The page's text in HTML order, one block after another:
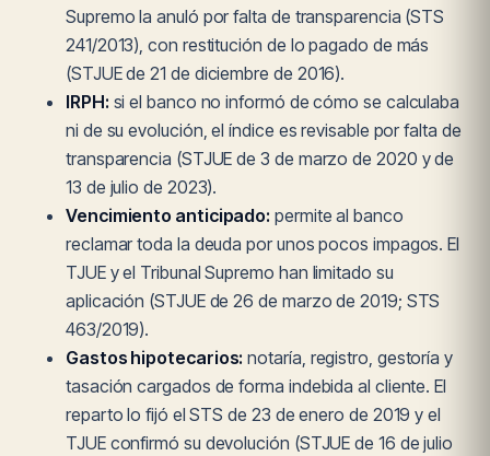
Supremo la anuló por falta de transparencia (STS
241/2013), con restitución de lo pagado de más
(STJUE de 21 de diciembre de 2016).
IRPH: si el banco no informó de cómo se calculaba
ni de su evolución, el índice es revisable por falta de
transparencia (STJUE de 3 de marzo de 2020 y de
13 de julio de 2023).
Vencimiento anticipado: permite al banco
reclamar toda la deuda por unos pocos impagos. El
TJUE y el Tribunal Supremo han limitado su
aplicación (STJUE de 26 de marzo de 2019; STS
463/2019).
Gastos hipotecarios: notaría, registro, gestoría y
tasación cargados de forma indebida al cliente. El
reparto lo fijó el STS de 23 de enero de 2019 y el
TJUE confirmó su devolución (STJUE de 16 de julio